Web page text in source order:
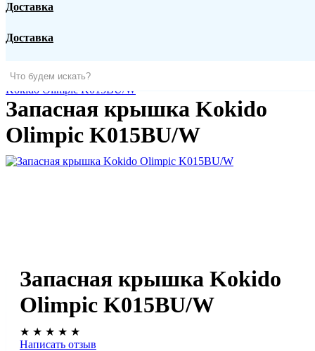
Доставка
Доставка
Барнаул
Личный кабинет
бассейна Другие закладные и аксессуары
Kokido Olimpic K015BU/W
Запасная крышка Kokido
Olimpic K015BU/W
Запасная крышка Kokido
Olimpic K015BU/W
★ ★ ★ ★ ★
Написать отзыв